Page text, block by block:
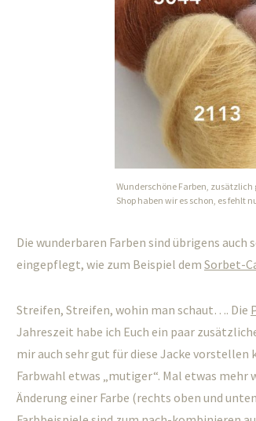
Wunderschöne Farben, zusätzlich
Shop haben wir es schon, es fehlt
Die wunderbaren Farben sind übrigens auch
eingepflegt, wie zum Beispiel dem Sorbet-
Streifen, Streifen, wohin man schaut…. Die
Jahreszeit habe ich Euch ein paar
mir auch sehr gut für diese Jacke vorstellen
Farbwahl etwas „mutiger“. Mal etwas mehr
Änderung einer Farbe (rechts oben und